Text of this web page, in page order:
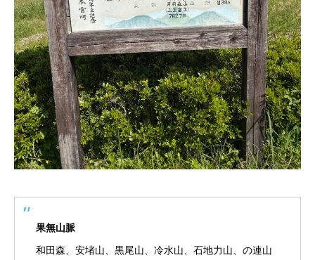
果無山脈
和田森、安堵山、黒尾山、冷水山、石地力山、の連山